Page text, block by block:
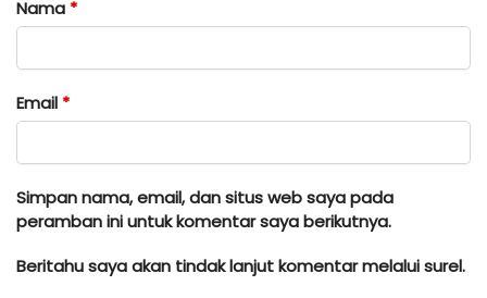
Nama *
Email *
Simpan nama, email, dan situs web saya pada
peramban ini untuk komentar saya berikutnya.
Beritahu saya akan tindak lanjut komentar melalui surel.